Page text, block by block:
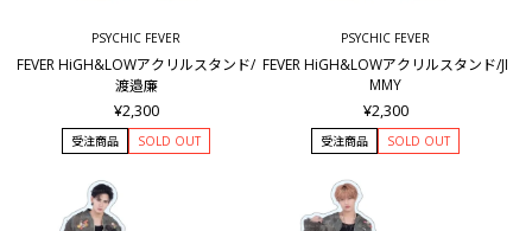
PSYCHIC FEVER
FEVER HiGH&LOWアクリルスタンド/
渡邉廉
¥2,300
受注商品 SOLD OUT
PSYCHIC FEVER
FEVER HiGH&LOWアクリルスタンド/JI
MMY
¥2,300
受注商品 SOLD OUT